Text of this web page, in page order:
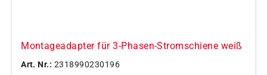
Montageadapter für 3-Phasen-Stromschiene weiß
Art. Nr.: 2318990230196